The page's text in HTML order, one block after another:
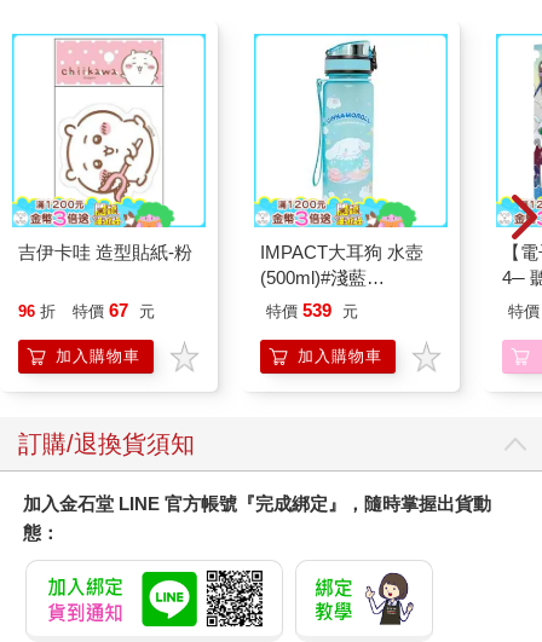
吉伊卡哇 造型貼紙-粉
96 折 特價 67 元
加入購物車
IMPACT大耳狗 水壺
(500ml)#淺藍
IMCMB01LB
特價 539 元
加入購物車
【
4─
期
特價
訂購/退換貨須知
加入金石堂 LINE 官方帳號『完成綁定』，隨時掌握出貨動
態：